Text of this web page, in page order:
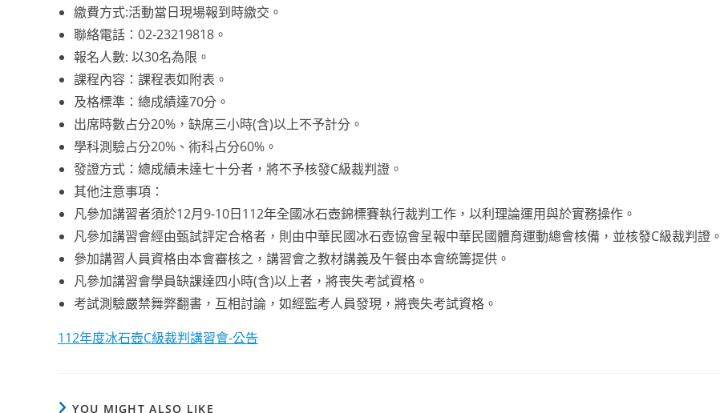
繳費方式:活動當日現場報到時繳交。
聯絡電話：02-23219818。
報名人數: 以30名為限。
課程內容：課程表如附表。
及格標準：總成績達70分。
出席時數占分20%，缺席三小時(含)以上不予計分。
學科測驗占分20%、術科占分60%。
發證方式：總成績未達七十分者，將不予核發C級裁判證。
其他注意事項：
凡參加講習者須於12月9-10日112年全國冰石壺錦標賽執行裁判工作，以利理論運用與於實務操作。
凡參加講習會經由甄試評定合格者，則由中華民國冰石壺協會呈報中華民國體育運動總會核備，並核發C級裁判證。
參加講習人員資格由本會審核之，講習會之教材講義及午餐由本會統籌提供。
凡參加講習會學員缺課達四小時(含)以上者，將喪失考試資格。
考試測驗嚴禁舞弊翻書，互相討論，如經監考人員發現，將喪失考試資格。
112年度冰石壺C級裁判講習會-公告
YOU MIGHT ALSO LIKE